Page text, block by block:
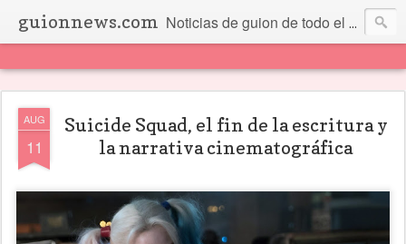
guionnews.com Noticias de guion de todo el mundo... Y más.
AUG
11
Suicide Squad, el fin de la escritura y
la narrativa cinematográfica